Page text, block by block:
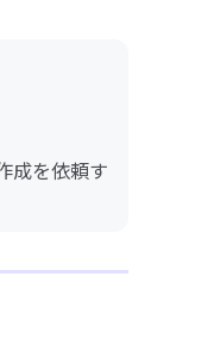
成を依頼す